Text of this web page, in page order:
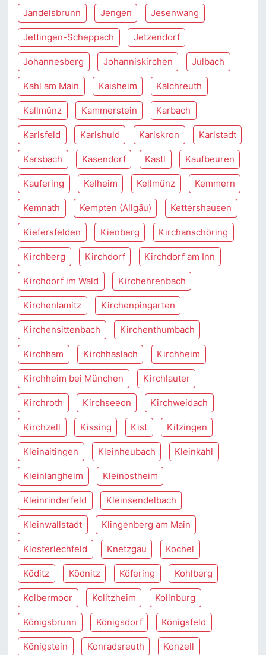
Jandelsbrunn Jengen Jesenwang
Jettingen-Scheppach Jetzendorf
Johannesberg Johanniskirchen Julbach
Kahl am Main Kaisheim Kalchreuth
Kallmünz Kammerstein Karbach
Karlsfeld Karlshuld Karlskron Karlstadt
Karsbach Kasendorf Kastl Kaufbeuren
Kaufering Kelheim Kellmünz Kemmern
Kemnath Kempten (Allgäu) Kettershausen
Kiefersfelden Kienberg Kirchanschöring
Kirchberg Kirchdorf Kirchdorf am Inn
Kirchdorf im Wald Kirchehrenbach
Kirchenlamitz Kirchenpingarten
Kirchensittenbach Kirchenthumbach
Kirchham Kirchhaslach Kirchheim
Kirchheim bei München Kirchlauter
Kirchroth Kirchseeon Kirchweidach
Kirchzell Kissing Kist Kitzingen
Kleinaitingen Kleinheubach Kleinkahl
Kleinlangheim Kleinostheim
Kleinrinderfeld Kleinsendelbach
Kleinwallstadt Klingenberg am Main
Klosterlechfeld Knetzgau Kochel
Köditz Ködnitz Köfering Kohlberg
Kolbermoor Kolitzheim Kollnburg
Königsbrunn Königsdorf Königsfeld
Königstein Konradsreuth Konzell